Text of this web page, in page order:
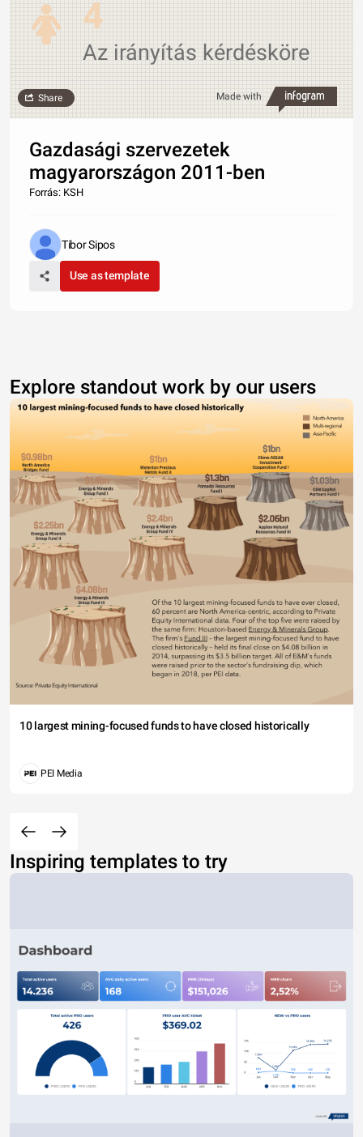
4
Az irányítás kérdésköre
Made with
Share
Gazdasági szervezetek
magyarországon 2011-ben
Forrás: KSH
Tibor Sipos
Use as template
Explore standout work by our users
10 largest mining-focused funds to have closed historically
PEI Media
Inspiring templates to try